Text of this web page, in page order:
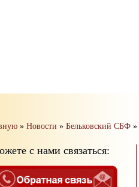
» Новости » Бельковский СБФ »
с нами связаться: